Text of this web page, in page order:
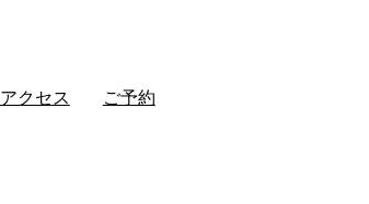
アクセス ご予約